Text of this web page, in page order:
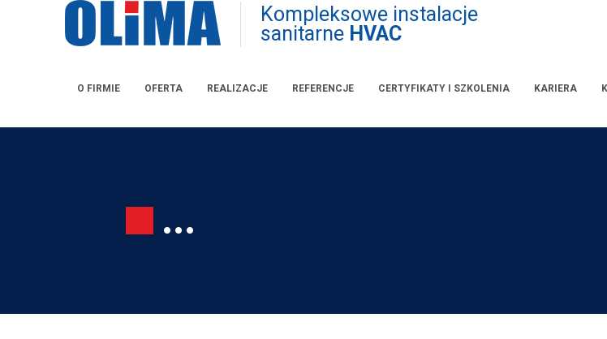
Kompleksowe instalacje
sanitarne HVAC
O FIRMIE OFERTA REALIZACJE REFERENCJE CERTYFIKATY I SZKOLENIA KARIERA
...